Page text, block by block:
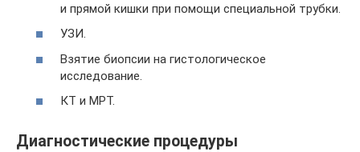
и прямой кишки при помощи специальной трубки.
УЗИ.
Взятие биопсии на гистологическое
исследование.
КТ и МРТ.
Диагностические процедуры